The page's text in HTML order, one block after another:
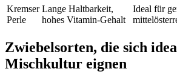
Kremser
Perle
Lange Haltbarkeit,
hohes Vitamin-Gehalt
Ideal für
Zwiebelsorten, die sich
Mischkultur eignen